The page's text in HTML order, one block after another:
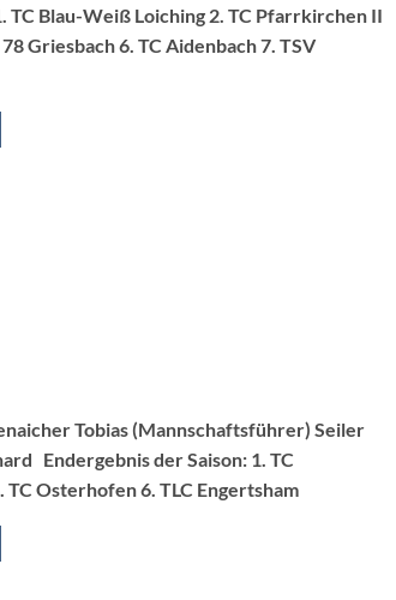
Blau-Weiß Loiching 2. TC Pfarrkirchen II
Griesbach 6. TC Aidenbach 7. TSV
Tobias (Mannschaftsführer) Seiler
Endergebnis der Saison: 1. TC
TC Osterhofen 6. TLC Engertsham